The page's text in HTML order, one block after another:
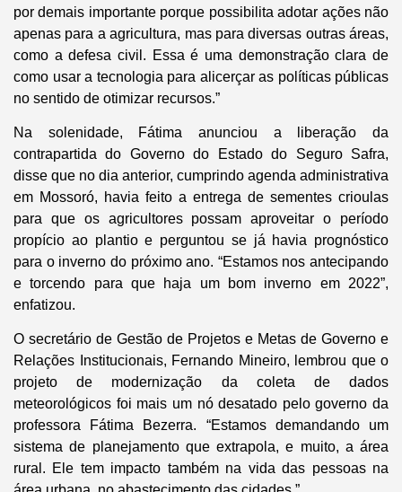
por demais importante porque possibilita adotar ações não
apenas para a agricultura, mas para diversas outras áreas,
como a defesa civil. Essa é uma demonstração clara de
como usar a tecnologia para alicerçar as políticas públicas
no sentido de otimizar recursos.”
Na solenidade, Fátima anunciou a liberação da
contrapartida do Governo do Estado do Seguro Safra,
disse que no dia anterior, cumprindo agenda administrativa
em Mossoró, havia feito a entrega de sementes crioulas
para que os agricultores possam aproveitar o período
propício ao plantio e perguntou se já havia prognóstico
para o inverno do próximo ano. “Estamos nos antecipando
e torcendo para que haja um bom inverno em 2022”,
enfatizou.
O secretário de Gestão de Projetos e Metas de Governo e
Relações Institucionais, Fernando Mineiro, lembrou que o
projeto de modernização da coleta de dados
meteorológicos foi mais um nó desatado pelo governo da
professora Fátima Bezerra. “Estamos demandando um
sistema de planejamento que extrapola, e muito, a área
rural. Ele tem impacto também na vida das pessoas na